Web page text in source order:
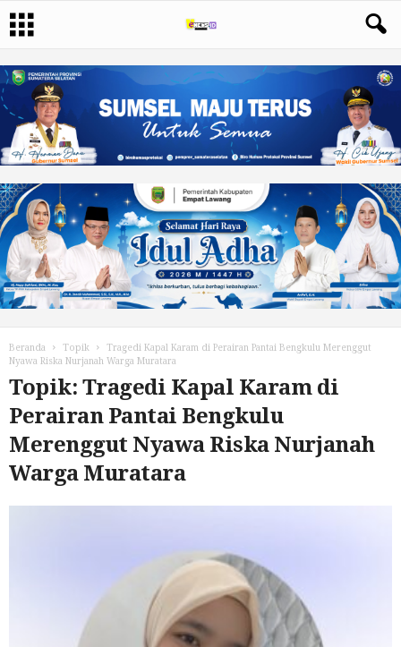
Beranda Topik
Tragedi Kapal Karam di Perairan Pantai Bengkulu Merenggut
Nyawa Riska Nurjanah Warga Muratara
Topik: Tragedi Kapal Karam di
Perairan Pantai Bengkulu
Merenggut Nyawa Riska Nurjanah
Warga Muratara